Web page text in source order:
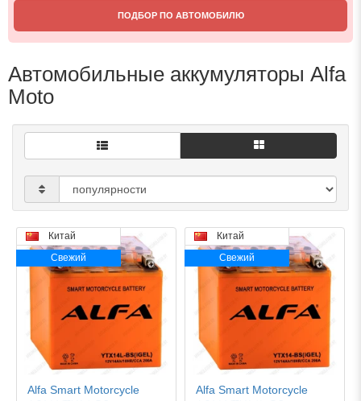
ПОДБОР ПО АВТОМОБИЛЮ
Автомобильные аккумуляторы Alfa
Moto
Китай
Свежий
Alfa Smart Motorcycle
Китай
Свежий
Alfa Smart Motorcycle